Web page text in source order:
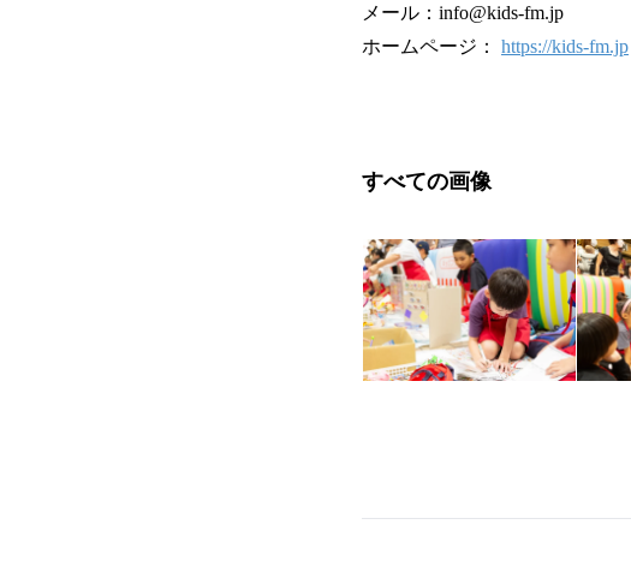
メール：info@kids-fm.jp
ホームページ： https://kids-fm.jp
すべての画像